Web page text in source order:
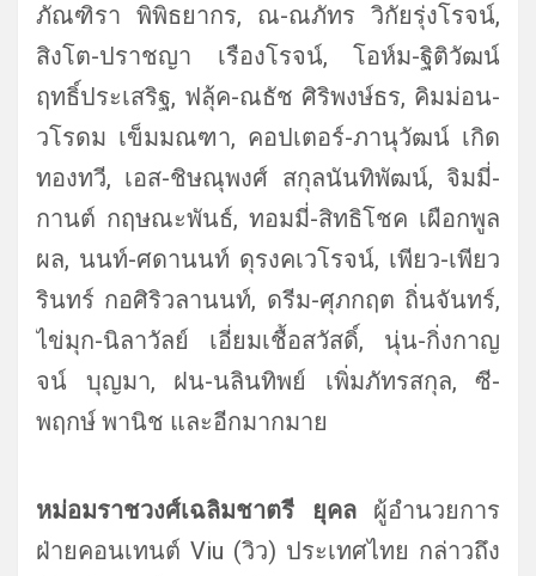
ภัณฑิรา พิพิธยากร, ณ-ณภัทร วิกัยรุ่งโรจน์,
สิงโต-ปราชญา เรืองโรจน์, โอห์ม-ฐิติวัฒน์
ฤทธิ์ประเสริฐ, ฟลุ้ค-ณธัช ศิริพงษ์ธร, คิมม่อน-
วโรดม เข็มมณฑา, คอปเตอร์-ภานุวัฒน์ เกิด
ทองทวี, เอส-ชิษณุพงศ์ สกุลนันทิพัฒน์, จิมมี่-
กานต์ กฤษณะพันธ์, ทอมมี่-สิทธิโชค เผือกพูล
ผล, นนท์-ศดานนท์ ดุรงคเวโรจน์, เพียว-เพียว
รินทร์ กอศิริวลานนท์, ดรีม-ศุภกฤต ถิ่นจันทร์,
ไข่มุก-นิลาวัลย์ เอี่ยมเชื้อสวัสดิ์, นุ่น-กิ่งกาญ
จน์ บุญมา, ฝน-นลินทิพย์ เพิ่มภัทรสกุล, ซี-
พฤกษ์ พานิช และอีกมากมาย
หม่อมราชวงศ์เฉลิมชาตรี ยุคลผู้อำนวยการ
ฝ่ายคอนเทนต์ Viu (วิว) ประเทศไทย กล่าวถึง